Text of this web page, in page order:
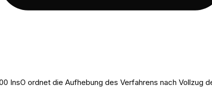
InsO ordnet die Aufhebung des Verfahrens nach Vollzug